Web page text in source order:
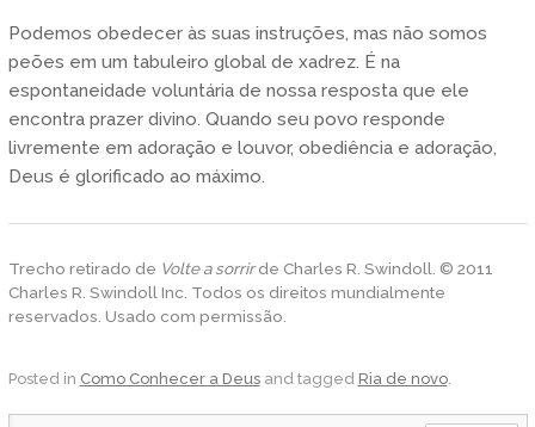
Podemos obedecer às suas instruções, mas não somos
peões em um tabuleiro global de xadrez. É na
espontaneidade voluntária de nossa resposta que ele
encontra prazer divino. Quando seu povo responde
livremente em adoração e louvor, obediência e adoração,
Deus é glorificado ao máximo.
Trecho retirado de Volte a sorrirde Charles R. Swindoll. © 2011
Charles R. Swindoll Inc. Todos os direitos mundialmente
reservados. Usado com permissão.
Posted in Como Conhecer a Deusand tagged Ria de novo.